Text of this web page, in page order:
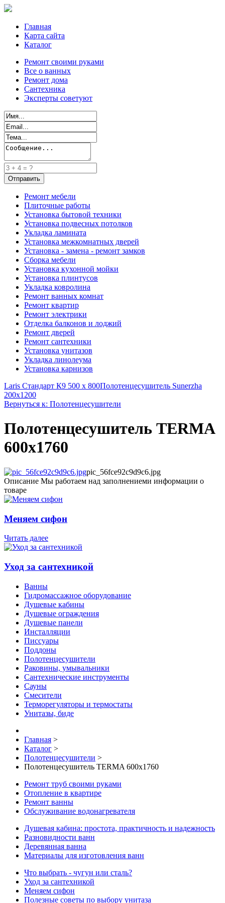
Главная
Карта сайта
Каталог
Ремонт своими руками
Все о ванных
Ремонт дома
Сантехника
Эксперты советуют
Ремонт мебели
Плиточные работы
Установка бытовой техники
Установка подвесных потолков
Укладка ламината
Установка межкомнатных дверей
Установка - замена - ремонт замков
Сборка мебели
Установка кухонной мойки
Установка плинтусов
Укладка ковролина
Ремонт ванных комнат
Ремонт квартир
Ремонт электрики
Отделка балконов и лоджий
Ремонт дверей
Ремонт сантехники
Установка унитазов
Укладка линолеума
Установка карнизов
Laris Стандарт К9 500 х 800Полотенцесушитель Sunerzha
200x1200
Вернуться к: Полотенцесушители
Полотенцесушитель TERMA
600x1760
pic_56fce92c9d9c6.jpg
Описание Мы работаем над заполнениеми информации о
товаре
Меняем сифон
Читать далее
Уход за сантехникой
Ванны
Гидромассажное оборудование
Душевые кабины
Душевые ограждения
Душевые панели
Инсталляции
Писсуары
Поддоны
Полотенцесушители
Раковины, умывальники
Сантехнические инструменты
Сауны
Смесители
Терморегуляторы и термостаты
Унитазы, биде
Главная >
Каталог >
Полотенцесушители >
Полотенцесушитель TERMA 600x1760
Ремонт труб своими руками
Отопление в квартире
Ремонт ванны
Обслуживание водонагревателя
Душевая кабина: простота, практичность и надежность
Разновидности ванн
Деревянная ванна
Материалы для изготовления ванн
Что выбрать - чугун или сталь?
Уход за сантехникой
Меняем сифон
Полезные советы по выбору унитаза